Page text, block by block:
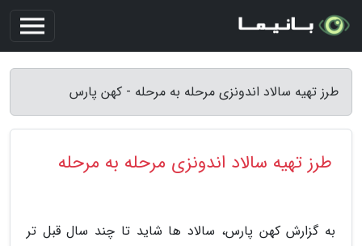
طرز تهیه سالاد اندونزی مرحله به مرحله - کهن پارس
طرز تهیه سالاد اندونزی مرحله به مرحله
به گزارش کهن پارس، سالاد ها شاید تا چند سال قبل تر